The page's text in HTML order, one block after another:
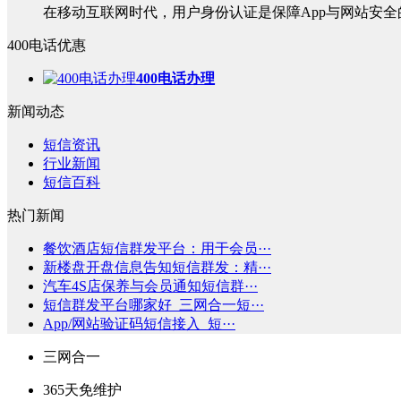
在移动互联网时代，用户身份认证是保障App与网站安全
400电话优惠
400电话办理
新闻动态
短信资讯
行业新闻
短信百科
热门新闻
餐饮酒店短信群发平台：用于会员···
新楼盘开盘信息告知短信群发：精···
汽车4S店保养与会员通知短信群···
短信群发平台哪家好_三网合一短···
App/网站验证码短信接入_短···
三网合一
365天免维护